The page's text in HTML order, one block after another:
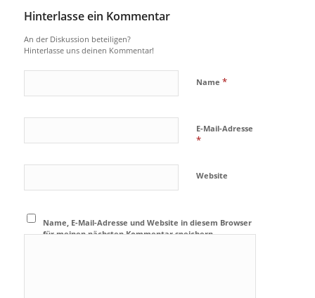
Hinterlasse ein Kommentar
An der Diskussion beteiligen?
Hinterlasse uns deinen Kommentar!
Name *
E-Mail-Adresse
*
Website
Name, E-Mail-Adresse und Website in diesem Browser
für meinen nächsten Kommentar speichern.